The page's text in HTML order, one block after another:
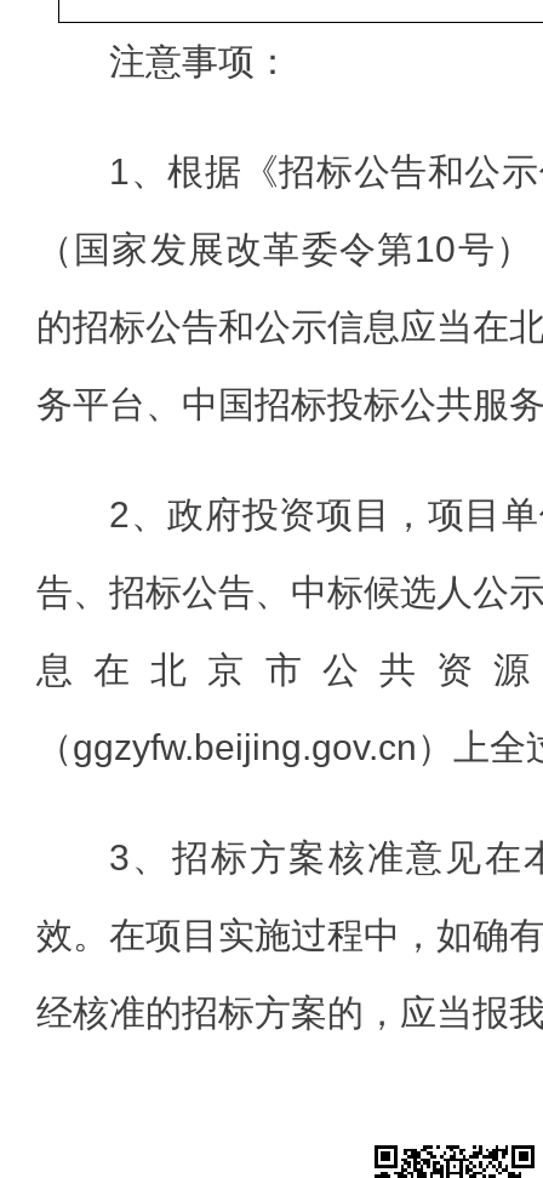
注意事项：
1、根据《招标公告和公
（国家发展改革委令第10号
的招标公告和公示信息应当在
务平台、中国招标投标公共服
2、政府投资项目，项目
告、招标公告、中标候选人公
息在北京市公共资
（ggzyfw.beijing.gov.cn）上全
3、招标方案核准意见在
效。在项目实施过程中，如确
经核准的招标方案的，应当报